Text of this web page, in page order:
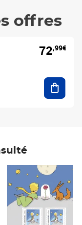
offres
72,99€
7,50€